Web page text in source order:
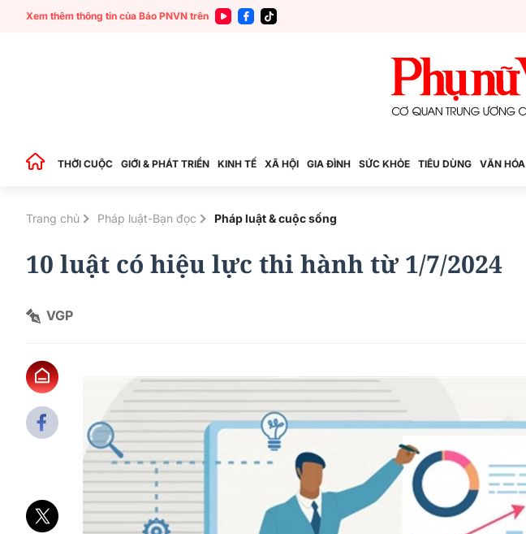
Xem thêm thông tin của Báo PNVN trên
THỜI CUỘC GIỚI & PHÁT TRIỂN KINH TẾ XÃ HỘI GIA ĐÌNH SỨC KHỎE TIÊU DÙNG VĂN HÓA
Trang chủ Pháp luật-Bạn đọc Pháp luật & cuộc sống
10 luật có hiệu lực thi hành từ 1/7/2024
VGP